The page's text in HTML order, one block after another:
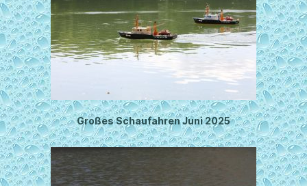
Großes Schaufahren Juni 2025